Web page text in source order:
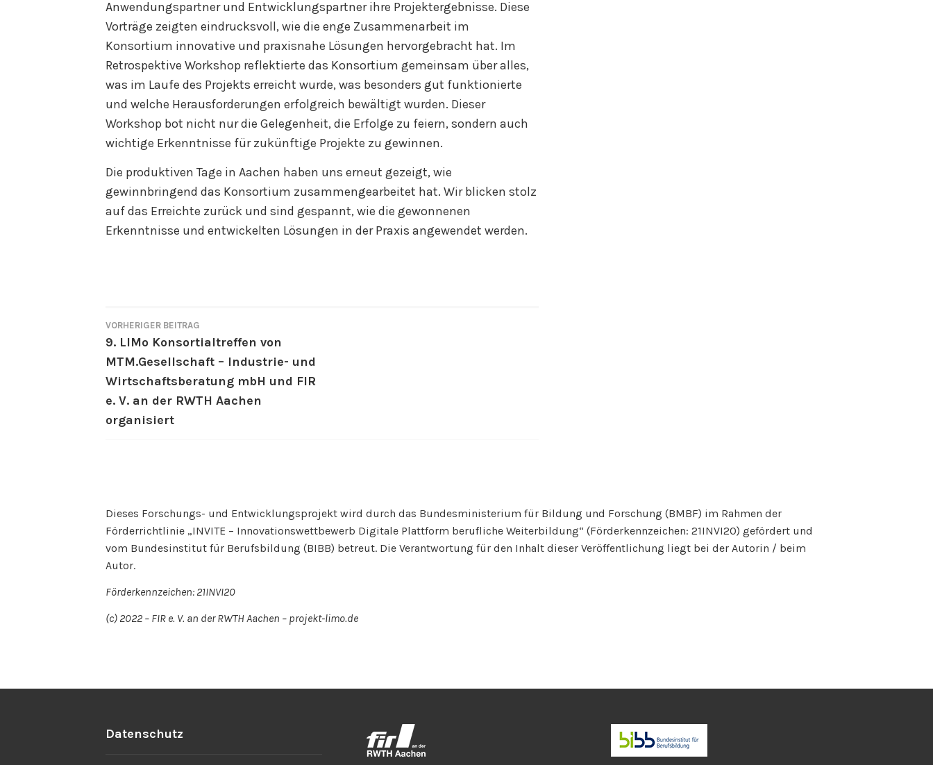
Anwendungspartner und Entwicklungspartner ihre Projektergebnisse. Diese
Vorträge zeigten eindrucksvoll, wie die enge Zusammenarbeit im
Konsortium innovative und praxisnahe Lösungen hervorgebracht hat. Im
Retrospektive Workshop reflektierte das Konsortium gemeinsam über alles,
was im Laufe des Projekts erreicht wurde, was besonders gut funktionierte
und welche Herausforderungen erfolgreich bewältigt wurden. Dieser
Workshop bot nicht nur die Gelegenheit, die Erfolge zu feiern, sondern auch
wichtige Erkenntnisse für zukünftige Projekte zu gewinnen.
Die produktiven Tage in Aachen haben uns erneut gezeigt, wie
gewinnbringend das Konsortium zusammengearbeitet hat. Wir blicken stolz
auf das Erreichte zurück und sind gespannt, wie die gewonnenen
Erkenntnisse und entwickelten Lösungen in der Praxis angewendet werden.
BEITRAGSNAVIGATION
VORHERIGER BEITRAG
9. LIMo Konsortialtreffen von
MTM.Gesellschaft – Industrie- und
Wirtschaftsberatung mbH und FIR
e. V. an der RWTH Aachen
organisiert
Dieses Forschungs- und Entwicklungsprojekt wird durch das Bundesministerium für Bildung und Forschung (BMBF) im Rahmen der
Förderrichtlinie „INVITE – Innovationswettbewerb Digitale Plattform berufliche Weiterbildung“ (Förderkennzeichen: 21INVI20) gefördert und
vom Bundesinstitut für Berufsbildung (BIBB) betreut. Die Verantwortung für den Inhalt dieser Veröffentlichung liegt bei der Autorin / beim
Autor.
Förderkennzeichen: 21INVI20
(c) 2022 – FIR e. V. an der RWTH Aachen – projekt-limo.de
Datenschutz